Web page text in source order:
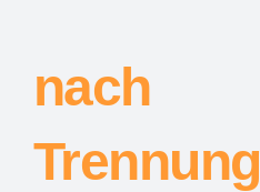
nach
Trennung